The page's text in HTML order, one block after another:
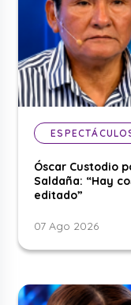
Óscar Custodio
Saldaña: “Hay
editado”
07 Ago 2026